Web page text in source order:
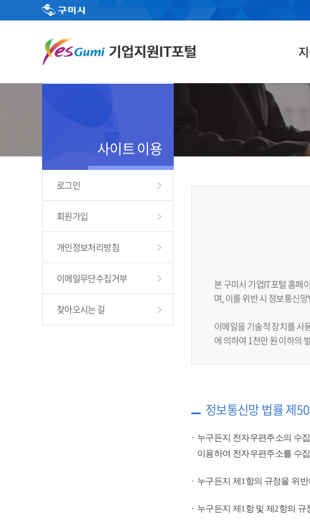
사이트 이용
로그인
회원가입
개인정보처리방침
이메일무단수집거부
찾아오시는 길
본 구미시 기업IT포털 홈페
며, 이를 위반 시 정보통신
이메일을 기술적 장치를 사
에 의하여 1천만 원 이하의
정보통신망 법률 제
누구든지 전자우편주소의 수
이용하여 전자우편주소를 수
누구든지 제1항의 규정을 위
누구든지 제1항 및 제2항의